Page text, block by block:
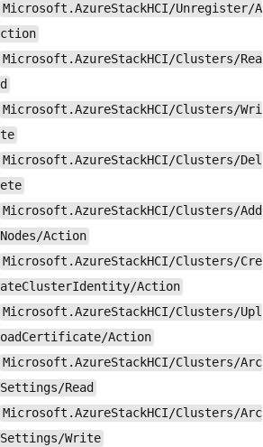
Microsoft.AzureStackHCI/Unregister/A
ction
Microsoft.AzureStackHCI/Clusters/Rea
d
Microsoft.AzureStackHCI/Clusters/Wri
te
Microsoft.AzureStackHCI/Clusters/Del
ete
Microsoft.AzureStackHCI/Clusters/Add
Nodes/Action
Microsoft.AzureStackHCI/Clusters/Cre
ateClusterIdentity/Action
Microsoft.AzureStackHCI/Clusters/Upl
oadCertificate/Action
Microsoft.AzureStackHCI/Clusters/Arc
Settings/Read
Microsoft.AzureStackHCI/Clusters/Arc
Settings/Write